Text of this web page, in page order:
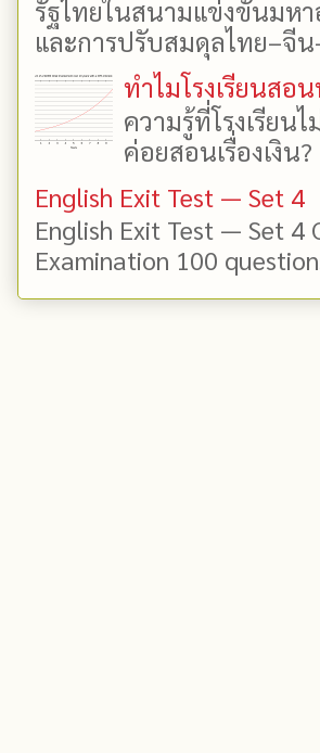
รัฐไทยในสนามแข่งขันมห
และการปรับสมดุลไทย–จี
ทำไมโรงเรียนสอ
ความรู้ที่โรงเรียน
ค่อยสอนเรื่องเงิน
English Exit Test — Set 4
English Exit Test — Set 4
Examination 100